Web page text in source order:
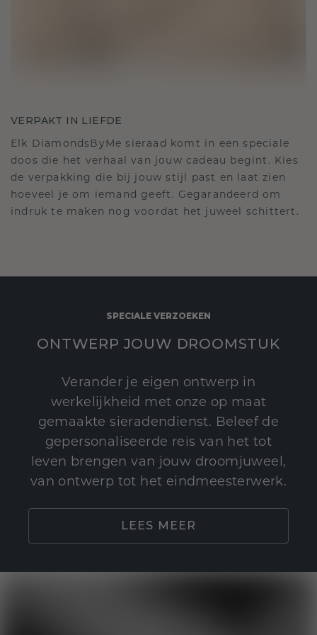
VERPAKT IN LIEFDE
Elk DiamondsByMe sieraad komt in een speciale
doos die het verhaal van jouw cadeau begint. Kies
de verpakking die bij jouw stijl past en laat zien
hoeveel je om iemand geeft. Gegarandeerd om
indruk te maken nog voordat het juweel schittert.
SPECIALE VERZOEKEN
ONTWERP JOUW DROOMSTUK
Verander je eigen ontwerp in
werkelijkheid met onze op maat
gemaakte sieradendienst. Beleef de
gepersonaliseerde reis van het tot
leven brengen van jouw droomjuweel,
van ontwerp tot het eindmeesterwerk.
LEES MEER